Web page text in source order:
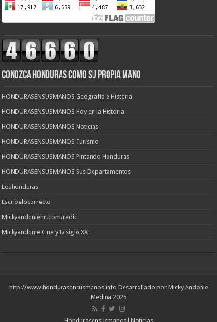
CONOZCA HONDURAS COMO SU PROPIA MANO
HONDURASENSUSMANOS Geografía e Historia
HONDURASENSUSMANOS Hoy en la Historia
HONDURASENSUSMANOS Noticias
HONDURASENSUSMANOS Turismo
HONDURASENSUSMANOS Pintando Honduras
HONDURASENSUSMANOS Sus Departamentos
Leahonduras
Escribelocorrecto
Mickyandoniehn.com/radio
Mickyandonie Cine y tv siglo XX
http://www.hondurasensusmanos.info Desarrollado por Micky Andonie
Medina 2026
Hondurasensusmanos l Noticias